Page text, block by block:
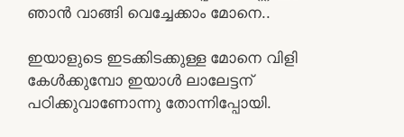
ഞാൻ വാങ്ങി വെച്ചേക്കാം മോനെ..
ഇയാളുടെ ഇടക്കിടക്കുള്ള മോനെ വിളി
കേൾക്കുമ്പോ ഇയാൾ ലാലേട്ടന്
പഠിക്കുവാണോന്നു തോന്നിപ്പോയി.